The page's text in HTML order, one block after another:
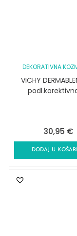
DEKORATIVNA
VICHY
30,95 €
DODAJ U